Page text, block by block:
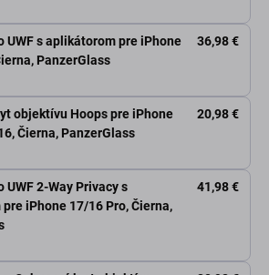
UWF s aplikátorom pre iPhone
PanzerGlass
36,98 €
objektívu Hoops pre iPhone
Čierna, PanzerGlass
20,98 €
UWF 2-Way Privacy s
iPhone 17/16 Pro, Čierna,
41,98 €